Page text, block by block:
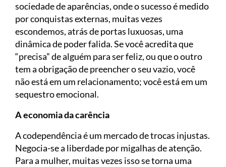
sociedade de aparências, onde o sucesso é medido
por conquistas externas, muitas vezes
escondemos, atrás de portas luxuosas, uma
dinâmica de poder falida. Se você acredita que
“precisa” de alguém para ser feliz, ou que o outro
tem a obrigação de preencher o seu vazio, você
não está em um relacionamento; você está em um
sequestro emocional.
A economia da carência
A codependência é um mercado de trocas injustas.
Negocia-se a liberdade por migalhas de atenção.
Para a mulher, muitas vezes isso se torna uma